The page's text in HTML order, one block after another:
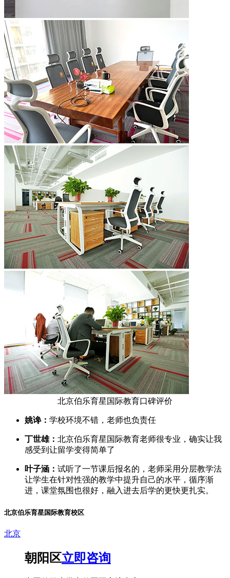
北京伯乐育星国际教育口碑评价
姚谗： 学校环境不错，老师也负责任
丁世雄： 北京伯乐育星国际教育老师很专业，确实让我
感受到让留学变得简单了
叶子涵： 试听了一节课后报名的，老师采用分层教学法
让学生在针对性强的教学中提升自己的水平，循序渐
进，课堂氛围也很好，融入进去后学的更快更扎实。
北京伯乐育星国际教育校区
北京
朝阳区立即咨询